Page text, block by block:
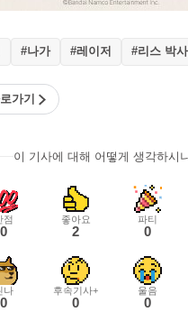
#나가 #레이저 #리스 박사
가기
이 기사에 대해 어떻게 생각하시
점
0
좋아요
2
파티
0
나
0
후속기사+
0
울음
0